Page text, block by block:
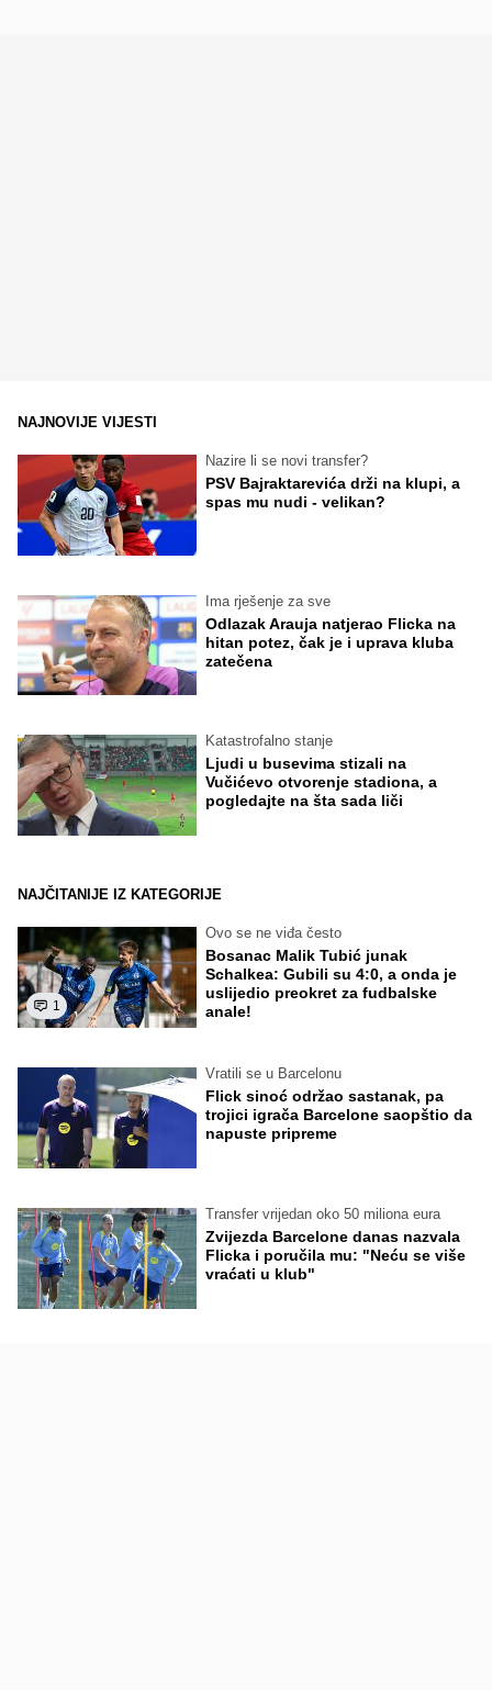
NAJNOVIJE VIJESTI
Nazire li se novi transfer?
PSV Bajraktarevića drži na klupi, a
spas mu nudi - velikan?
Ima rješenje za sve
Odlazak Arauja natjerao Flicka na
hitan potez, čak je i uprava kluba
zatečena
Katastrofalno stanje
Ljudi u busevima stizali na
Vučićevo otvorenje stadiona, a
pogledajte na šta sada liči
NAJČITANIJE IZ KATEGORIJE
1
Ovo se ne viđa često
Bosanac Malik Tubić junak
Schalkea: Gubili su 4:0, a onda je
uslijedio preokret za fudbalske
anale!
Vratili se u Barcelonu
Flick sinoć održao sastanak, pa
trojici igrača Barcelone saopštio da
napuste pripreme
Transfer vrijedan oko 50 miliona eura
Zvijezda Barcelone danas nazvala
Flicka i poručila mu: "Neću se više
vraćati u klub"